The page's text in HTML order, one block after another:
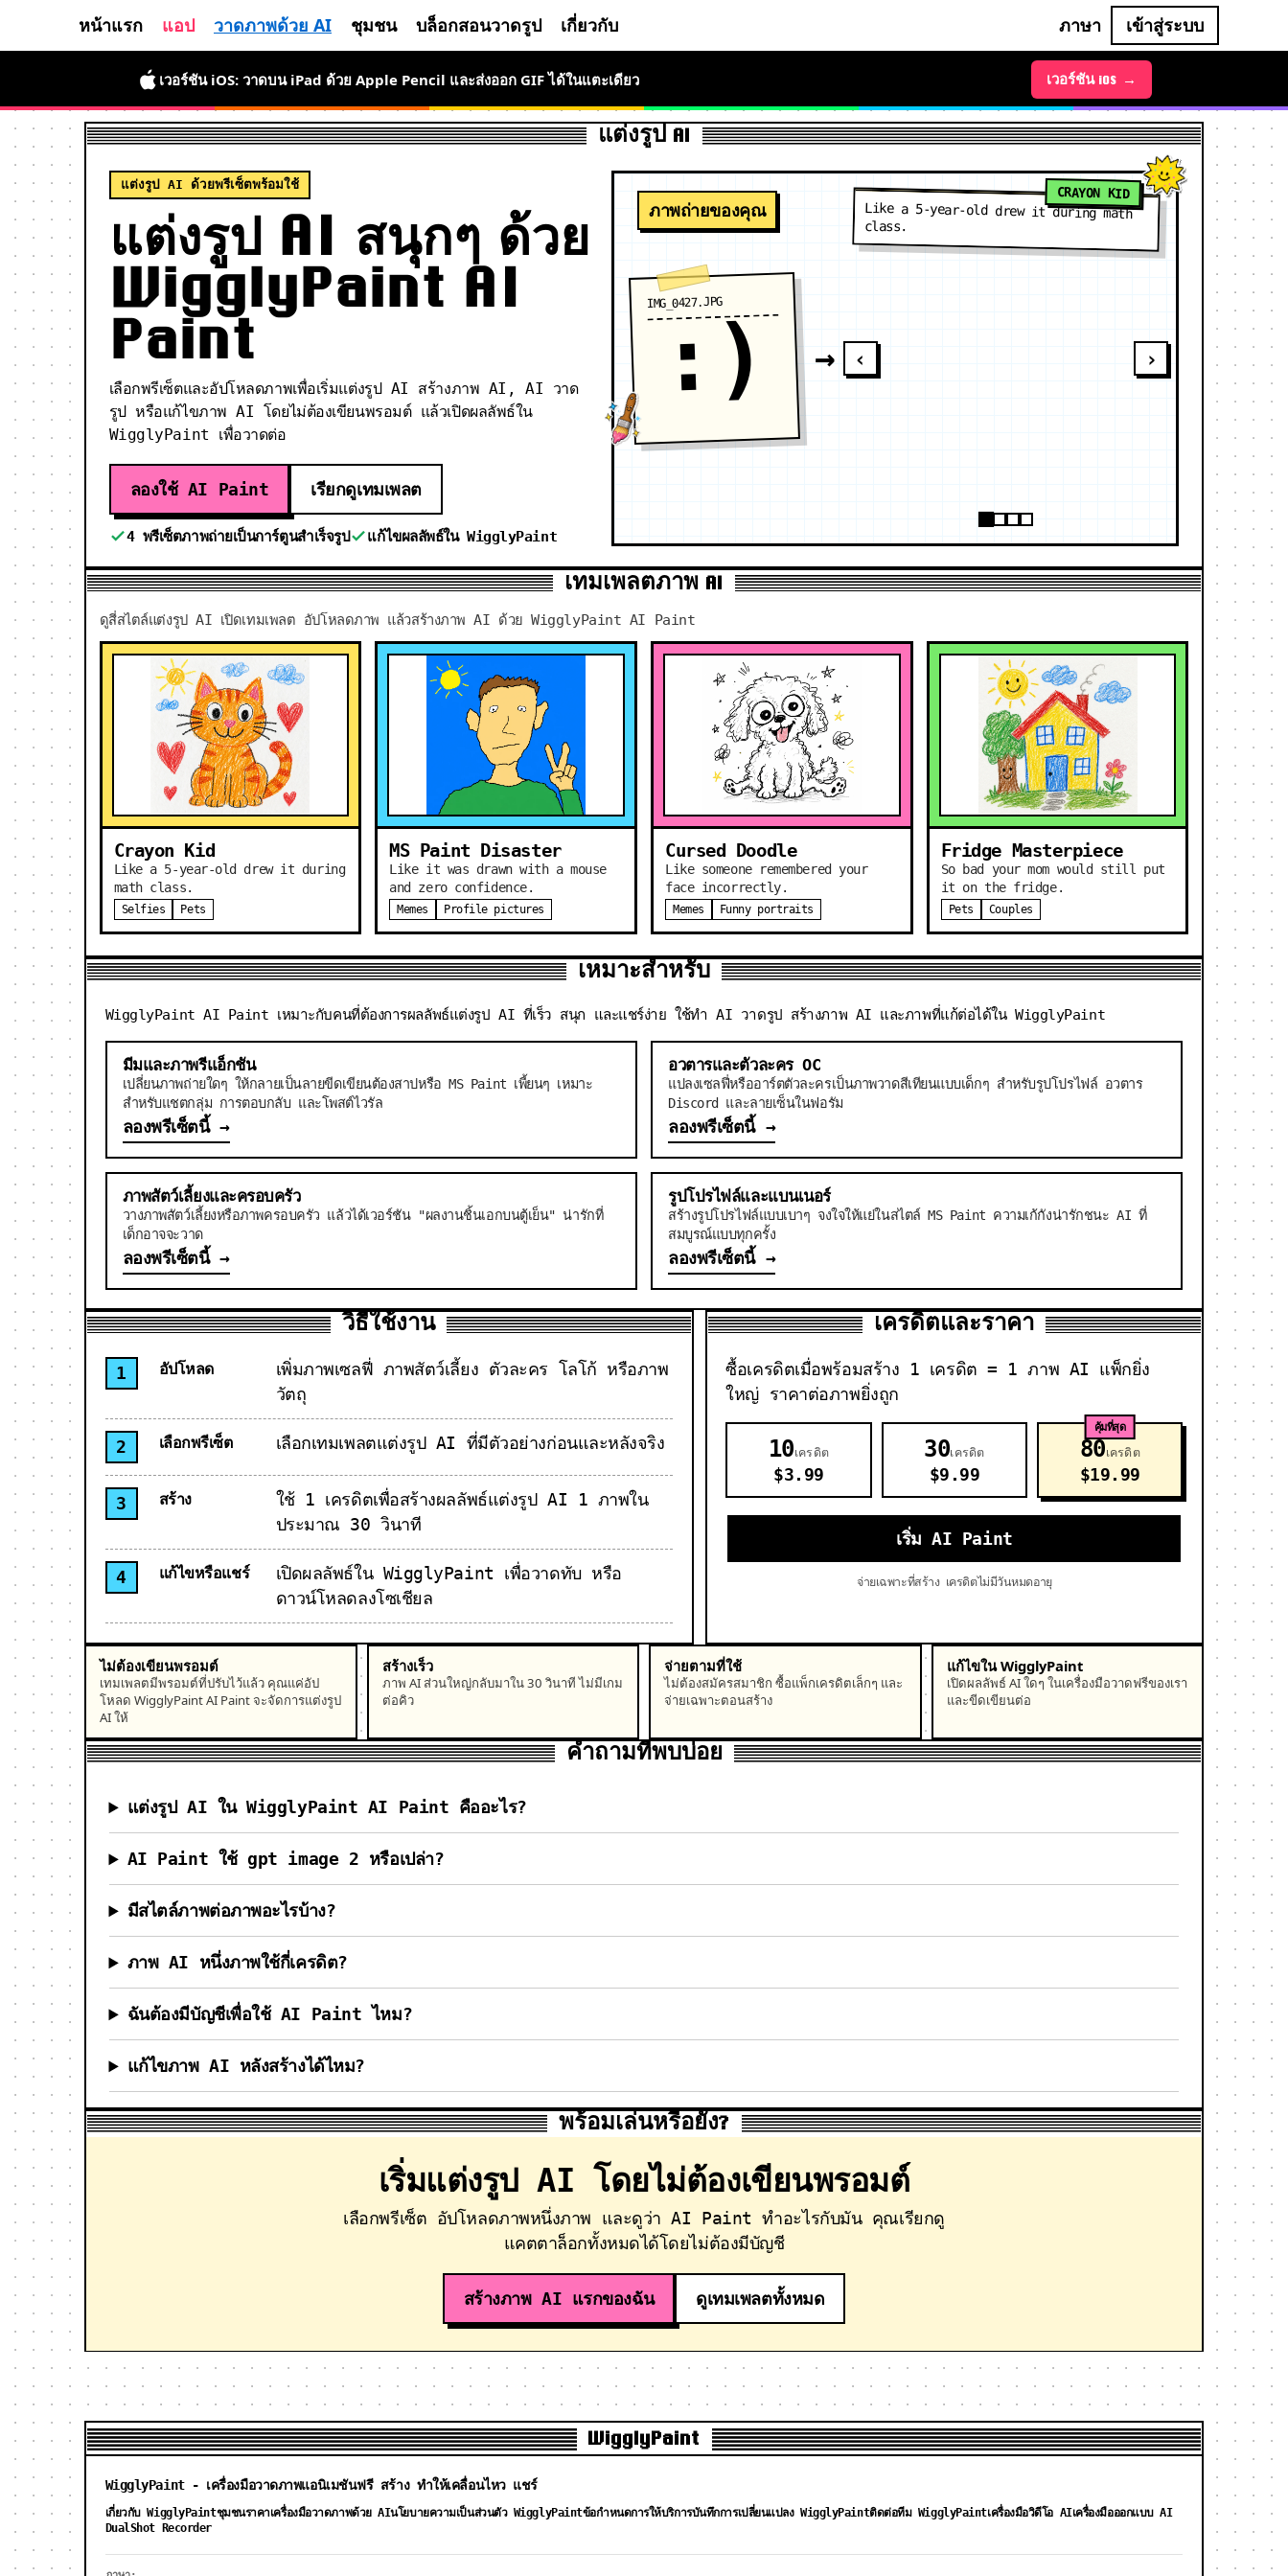
หน้าแรก แอป วาดภาพด้วย AI ชุมชน บล็อกสอนวาดรูป เกี่ยวกับ ภาษา เข้าสู่ระบบ
เวอร์ชัน Android →
เวอร์ชัน iOS: วาดบน iPad ด้วย Apple Pencil และส่งออก GIF ได้ในแตะเดียว เวอร์ชัน iOS →
แต่งรูป AI
แต่งรูป AI ด้วยพรีเซ็ตพร้อมใช้
แต่งรูป AI สนุกๆ ด้วย
WigglyPaint AI
Paint
เลือกพรีเซ็ตและอัปโหลดภาพเพื่อเริ่มแต่งรูป AI สร้างภาพ AI, AI วาด
รูป หรือแก้ไขภาพ AI โดยไม่ต้องเขียนพรอมต์ แล้วเปิดผลลัพธ์ใน
WigglyPaint เพื่อวาดต่อ
ลองใช้ AI Paint เรียกดูเทมเพลต
4 พรีเซ็ตภาพถ่ายเป็นการ์ตูนสำเร็จรูป แก้ไขผลลัพธ์ใน WigglyPaint
ภาพถ่ายของคุณ
IMG_0427.JPG
:) →
CRAYON KID
Like a 5-year-old drew it during math
class.
‹ ›
เทมเพลตภาพ AI
ดูสี่สไตล์แต่งรูป AI เปิดเทมเพลต อัปโหลดภาพ แล้วสร้างภาพ AI ด้วย WigglyPaint AI Paint
Crayon Kid
Like a 5-year-old drew it during
math class.
Selfies Pets
MS Paint Disaster
Like it was drawn with a mouse
and zero confidence.
Memes Profile pictures
Cursed Doodle
Like someone remembered your
face incorrectly.
Memes Funny portraits
Fridge Masterpiece
So bad your mom would still put
it on the fridge.
Pets Couples
เหมาะสำหรับ
WigglyPaint AI Paint เหมาะกับคนที่ต้องการผลลัพธ์แต่งรูป AI ที่เร็ว สนุก และแชร์ง่าย ใช้ทำ AI วาดรูป สร้างภาพ AI และภาพที่แก้ต่อได้ใน WigglyPaint
มีมและภาพรีแอ็กชัน
เปลี่ยนภาพถ่ายใดๆ ให้กลายเป็นลายขีดเขียนต้องสาปหรือ MS Paint เพี้ยนๆ เหมาะ
สำหรับแชตกลุ่ม การตอบกลับ และโพสต์ไวรัล
ลองพรีเซ็ตนี้→
อวตารและตัวละคร OC
แปลงเซลฟี่หรืออาร์ตตัวละครเป็นภาพวาดสีเทียนแบบเด็กๆ สำหรับรูปโปรไฟล์ อวตาร
Discord และลายเซ็นในฟอรัม
ลองพรีเซ็ตนี้ →
ภาพสัตว์เลี้ยงและครอบครัว
วางภาพสัตว์เลี้ยงหรือภาพครอบครัว แล้วได้เวอร์ชัน "ผลงานชิ้นเอกบนตู้เย็น" น่ารักที่
เด็กอาจจะวาด
ลองพรีเซ็ตนี้→
รูปโปรไฟล์และแบนเนอร์
สร้างรูปโปรไฟล์แบบเบาๆ จงใจให้แย่ในสไตล์ MS Paint ความเก้กังน่ารักชนะ AI ที่
สมบูรณ์แบบทุกครั้ง
ลองพรีเซ็ตนี้ →
วิธีใช้งาน
อัปโหลด
เพิ่มภาพเซลฟี่ ภาพสัตว์เลี้ยง ตัวละคร โลโก้ หรือภาพ
วัตถุ
เลือกพรีเซ็ต เลือกเทมเพลตแต่งรูป AI ที่มีตัวอย่างก่อนและหลังจริง
สร้าง
ใช้ 1 เครดิตเพื่อสร้างผลลัพธ์แต่งรูป AI 1 ภาพใน
ประมาณ 30 วินาที
แก้ไขหรือแชร์
เปิดผลลัพธ์ใน WigglyPaint เพื่อวาดทับ หรือ
ดาวน์โหลดลงโซเชียล
เครดิตและราคา
ซื้อเครดิตเมื่อพร้อมสร้าง 1 เครดิต = 1 ภาพ AI แพ็กยิ่ง
ใหญ่ ราคาต่อภาพยิ่งถูก
10เครดิต
$3.99
30เครดิต
$9.99
คุ้มที่สุด
80เครดิต
$19.99
เริ่ม AI Paint
จ่ายเฉพาะที่สร้าง เครดิตไม่มีวันหมดอายุ
ไม่ต้องเขียนพรอมต์
เทมเพลตมีพรอมต์ที่ปรับไว้แล้ว คุณแค่อัป
โหลด WigglyPaint AI Paint จะจัดการแต่งรูป
AI ให้
สร้างเร็ว
ภาพ AI ส่วนใหญ่กลับมาใน 30 วินาที ไม่มีเกม
ต่อคิว
จ่ายตามที่ใช้
ไม่ต้องสมัครสมาชิก ซื้อแพ็กเครดิตเล็กๆ และ
จ่ายเฉพาะตอนสร้าง
แก้ไขใน WigglyPaint
เปิดผลลัพธ์ AI ใดๆ ในเครื่องมือวาดฟรีของเรา
และขีดเขียนต่อ
คำถามที่พบบ่อย
แต่งรูป AI ใน WigglyPaint AI Paint คืออะไร?
AI Paint ใช้ gpt image 2 หรือเปล่า?
มีสไตล์ภาพต่อภาพอะไรบ้าง?
ภาพ AI หนึ่งภาพใช้กี่เครดิต?
ฉันต้องมีบัญชีเพื่อใช้ AI Paint ไหม?
แก้ไขภาพ AI หลังสร้างได้ไหม?
พร้อมเล่นหรือยัง?
เริ่มแต่งรูป AI โดยไม่ต้องเขียนพรอมต์
เลือกพรีเซ็ต อัปโหลดภาพหนึ่งภาพ และดูว่า AI Paint ทำอะไรกับมัน คุณเรียกดู
แคตตาล็อกทั้งหมดได้โดยไม่ต้องมีบัญชี
สร้างภาพ AI แรกของฉัน ดูเทมเพลตทั้งหมด
WigglyPaint
WigglyPaint - เครื่องมือวาดภาพแอนิเมชันฟรี สร้าง ทำให้เคลื่อนไหว แชร์
เกี่ยวกับ WigglyPaintชุมชนราคาเครื่องมือวาดภาพด้วย AIนโยบายความเป็นส่วนตัว WigglyPaintข้อกำหนดการให้บริการบันทึกการเปลี่ยนแปลง WigglyPaintติดต่อทีม WigglyPaintเครื่องมือวิดีโอ AIเครื่องมือออกแบบ AI
DualShot Recorder